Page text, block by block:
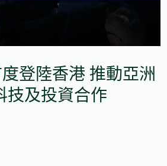
度登陸香港 推動亞洲
技及投資合作